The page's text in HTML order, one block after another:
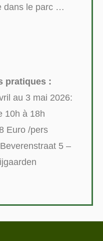
dans le parc …
pratiques :
au 3 mai 2026:
10h à 18h
Euro /pers
5 –